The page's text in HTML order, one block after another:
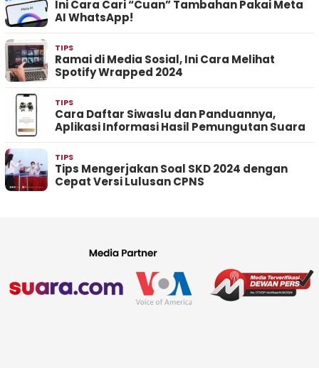
Ini Cara Cari “Cuan” Tambahan Pakai Meta
AI WhatsApp!
TIPS
Ramai di Media Sosial, Ini Cara Melihat
Spotify Wrapped 2024
TIPS
Cara Daftar Siwaslu dan Panduannya,
Aplikasi Informasi Hasil Pemungutan Suara
TIPS
Tips Mengerjakan Soal SKD 2024 dengan
Cepat Versi Lulusan CPNS